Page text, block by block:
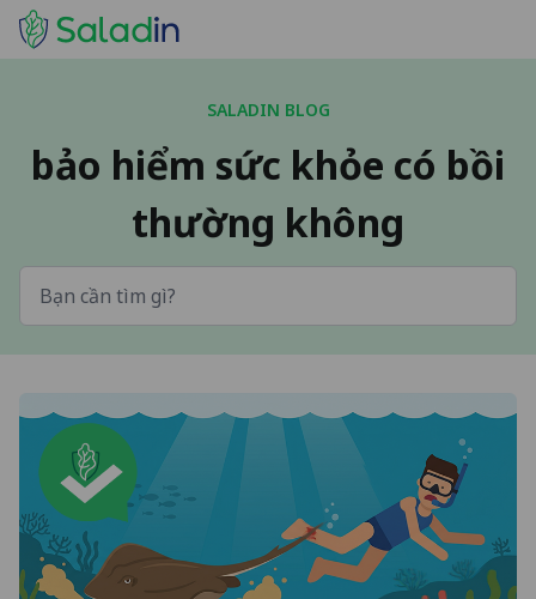
SALADIN BLOG
bảo hiểm sức khỏe có bồi
thường không